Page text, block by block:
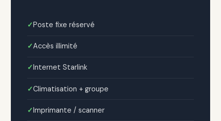
Poste fixe réservé
Accès illimité
Internet Starlink
Climatisation + groupe
Imprimante / scanner